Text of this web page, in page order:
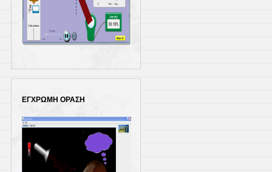
ΕΓΧΡΩΜΗ ΟΡΑΣΗ